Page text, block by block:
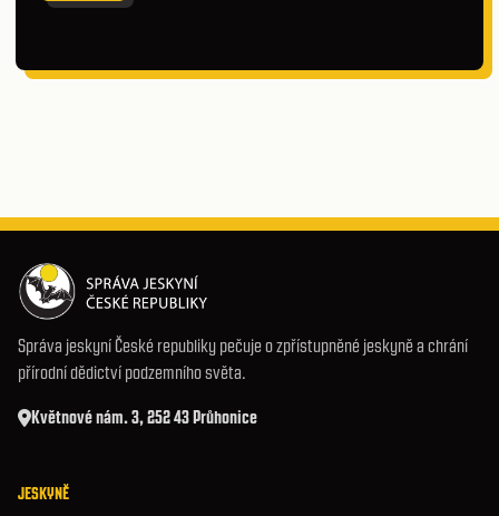
Správa jeskyní České republiky pečuje o zpřístupněné jeskyně a chrání
přírodní dědictví podzemního světa.
Květnové nám. 3, 252 43 Průhonice
JESKYNĚ